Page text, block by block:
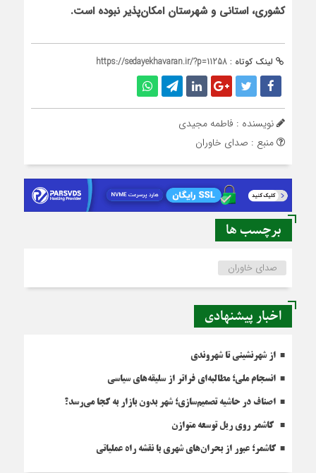
کشوری، استانی و شهرستان امکان‌پذیر نبوده است.
لینک کوتاه : https://sedayekhavaran.ir/?p=11258
نویسنده : فاطمه مجیدی
منبع : صدای خاوران
برچسب ها
صدای خاوران
اخبار پیشنهادی
از شهرنشینی تا شهروندی
انسجام ملی؛ مطالبه‌ای فراتر از سلیقه‌های سیاسی
اصناف در حاشیه تصمیم‌سازی؛ شهر بدون بازار به کجا می‌رسد؟
کاشمر روی ریل توسعه متوازن
کاشمر؛ عبور از بحران‌های شهری با نقشه راه عملیاتی